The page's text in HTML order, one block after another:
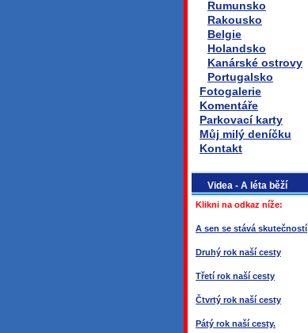
Rumunsko
Rakousko
Belgie
Holandsko
Kanárské ostrovy
Portugalsko
Fotogalerie
Komentáře
Parkovací karty
Můj milý deníčku
Kontakt
Videa - A léta běží
Klikni na odkaz níže:
A sen se stává skutečností
Druhý rok naší cesty
Třetí rok naší cesty
Čtvrtý rok naší cesty
Pátý rok naší cesty.